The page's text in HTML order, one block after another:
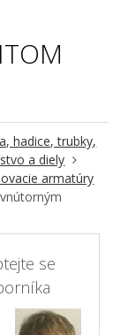
hadice, trubky,
a diely
armatúry
se